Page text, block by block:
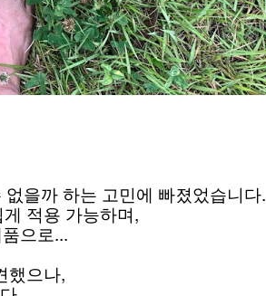
을까 하는 고민에 빠졌었습니다.
적용 가능하며,
으로...
했으나,